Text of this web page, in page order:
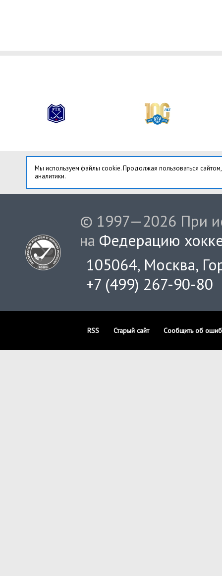
Мы используем файлы cookie. Продолжая пользоваться
аналитики.
© 1997—2026 При
на Федерацию
105064, Москва,
+7 (499) 267-90-80
RSS Старый сайт Сообщить об